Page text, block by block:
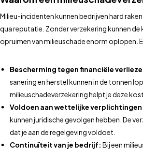
Milieu-incidenten kunnen bedrijven hard
qua reputatie. Zonder verzekering kunnen
opruimen van milieuschade enorm oplopen.
Bescherming tegen financiële
sanering en herstel kunnen in de tonnen
milieuschadeverzekering helpt je deze
Voldoen aan wettelijke
kunnen juridische gevolgen hebben. De
dat je aan de regelgeving voldoet.
Continuïteit van je bedrijf: Bij een